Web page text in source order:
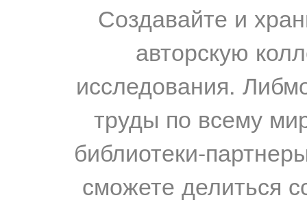
Создавайте и
авторскую
исследования.
труды по всему
библиотеки-
сможете делиться